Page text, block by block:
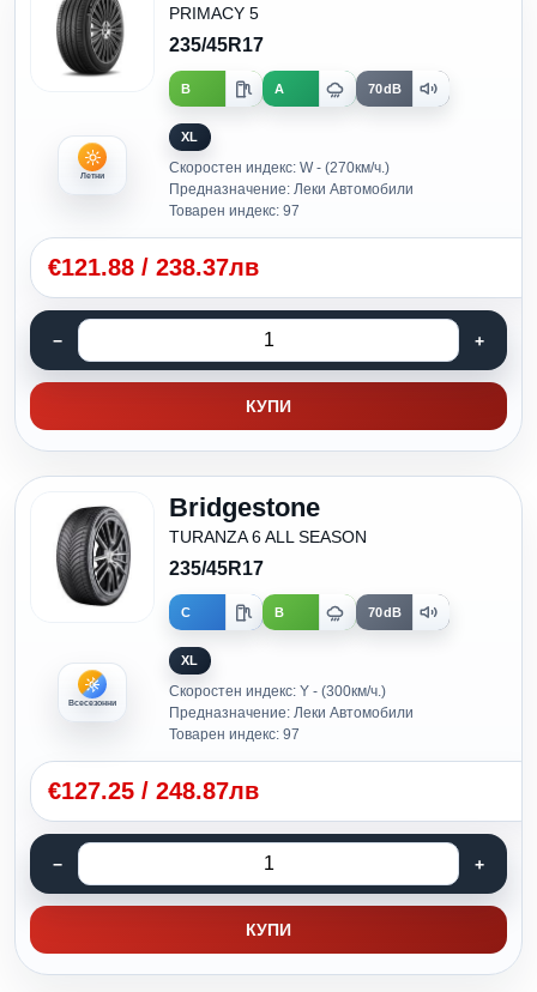
Летни
PRIMACY 5
235/45R17
B A 70dB
XL
Скоростен индекс: W - (270км/ч.)
Предназначение: Леки Автомобили
Товарен индекс: 97
€121.88 / 238.37лв
КУПИ
Всесезонни
Bridgestone
TURANZA 6 ALL SEASON
235/45R17
C B 70dB
XL
Скоростен индекс: Y - (300км/ч.)
Предназначение: Леки Автомобили
Товарен индекс: 97
€127.25 / 248.87лв
КУПИ